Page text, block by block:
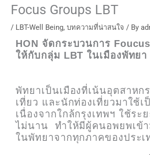
Focus Groups LBT
/ LBT-Well Being,บทความที่น่าสนใจ / By
HON จัดกระบวนการ
ให้กับกลุ่ม LBT ในเมืองพัทยา
พัทยาเป็นเมืองที่เน้นอุตสาหก
เที่ยว และนักท่องเที่ยวมาใช้
เนื่องจากใกล้กรุงเทพฯ ใช้ระ
ไม่นาน ทำให้มีผู้คนอพยพเข้า
ในพัทยาจากทุกภาคของประเ